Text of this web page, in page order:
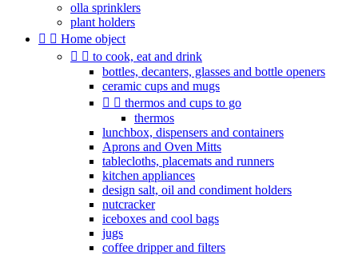
olla sprinklers
plant holders
  Home object
  to cook, eat and drink
bottles, decanters, glasses and bottle openers
ceramic cups and mugs
  thermos and cups to go
thermos
lunchbox, dispensers and containers
Aprons and Oven Mitts
tablecloths, placemats and runners
kitchen appliances
design salt, oil and condiment holders
nutcracker
iceboxes and cool bags
jugs
coffee dripper and filters